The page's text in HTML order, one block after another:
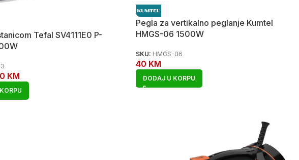
Tefal SV4111E0 P-
KM
Pegla za vertikalno peglanje Kumtel
HMGS-06 1500W
SKU: HMGS-06
40 KM
DODAJ U KORPU